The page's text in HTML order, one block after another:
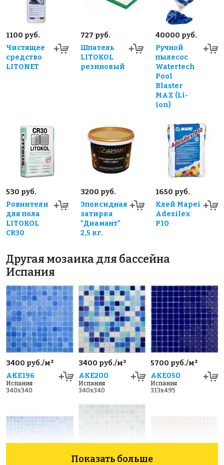
1100 руб.
Чистящее
средство
LITONET
727 руб.
Шпатель
LITOKOL
резиновый
40000 руб.
Ручной
пылесос
Watertech
Pool
Blaster
MAX (Li-
ion)
530 руб.
Ровнители
для пола
LITOKOL
CR30
3200 руб.
Эпоксидная
затирка
"Диамант"
2,5 кг.
1650 руб.
Клей Mapei
Adesilex
P10
Другая мозаика для бассейна
Испания
3400 руб./м²
AKE196
Испания
340x340
3400 руб./м²
AKE200
Испания
340x340
5700 руб./м²
AKE050
Испания
313x495
Показать больше